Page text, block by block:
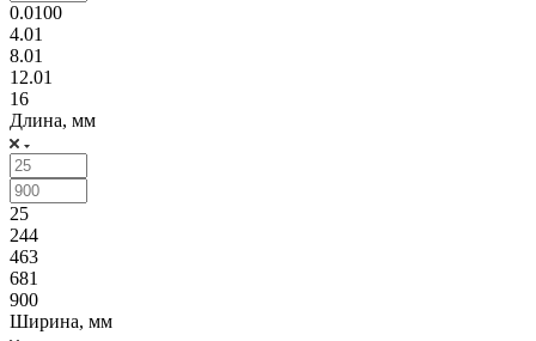
0.0100
4.01
8.01
12.01
16
Длина, мм
25
244
463
681
900
Ширина, мм